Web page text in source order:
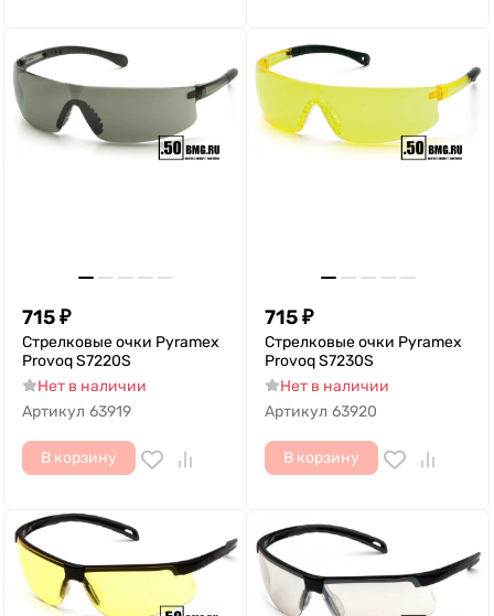
715₽
Стрелковые очки Pyramex
Provoq S7220S
Нет в наличии
Артикул 63919
В корзину
715₽
Стрелковые очки Pyramex
Provoq S7230S
Нет в наличии
Артикул 63920
В корзину